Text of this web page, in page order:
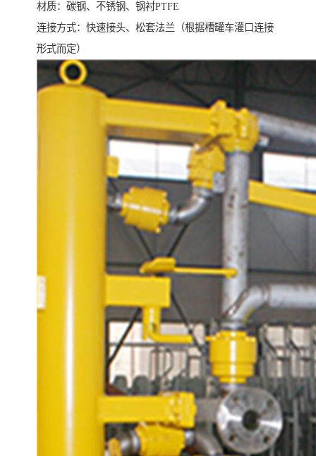
材质：碳钢、不锈钢、钢衬PTFE
连接方式：快速接头、松套法兰（根据槽罐车灌口连接
形式而定）